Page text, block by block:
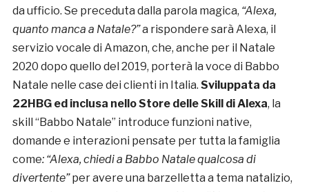
da ufficio. Se preceduta dalla parola magica, “Alexa,
quanto manca a Natale?”a rispondere sarà Alexa, il
servizio vocale di Amazon, che, anche per il Natale
2020 dopo quello del 2019, porterà la voce di Babbo
Natale nelle case dei clienti in Italia. Sviluppata da
22HBG ed inclusa nello Store delle Skill di Alexa, la
skill “Babbo Natale” introduce funzioni native,
domande e interazioni pensate per tutta la famiglia
come: “Alexa, chiedi a Babbo Natale qualcosa di
divertente”per avere una barzelletta a tema natalizio,